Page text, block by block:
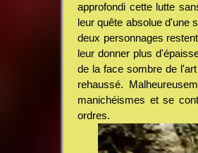
approfondi cette lutte
leur quête absolue d'une
deux personnages
leur donner plus
de la face sombre de
rehaussé.
manichéismes et se
ordres.